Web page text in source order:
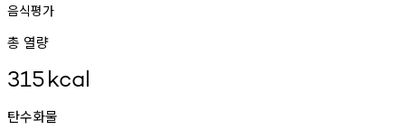
음식평가
총 열량
315kcal
탄수화물